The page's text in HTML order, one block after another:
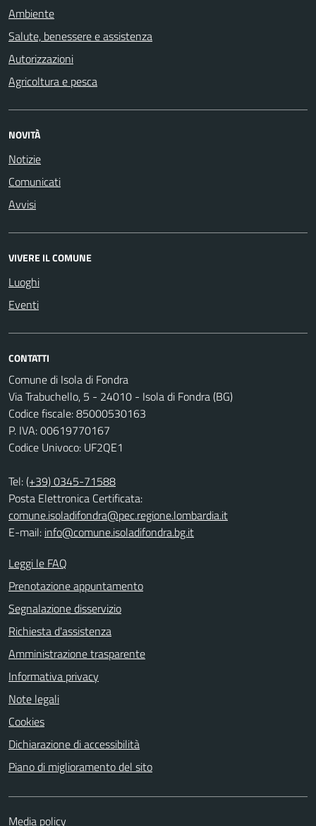
Ambiente
Salute, benessere e assistenza
Autorizzazioni
Agricoltura e pesca
NOVITÀ
Notizie
Comunicati
Avvisi
VIVERE IL COMUNE
Luoghi
Eventi
CONTATTI
Comune di Isola di Fondra
Via Trabuchello, 5 - 24010 - Isola di Fondra (BG)
Codice fiscale: 85000530163
P. IVA: 00619770167
Codice Univoco: UF2QE1
Tel:(+39) 0345-71588
Posta Elettronica Certificata:
comune.isoladifondra@pec.regione.lombardia.it
E-mail: info@comune.isoladifondra.bg.it
Leggi le FAQ
Prenotazione appuntamento
Segnalazione disservizio
Richiesta d'assistenza
Amministrazione trasparente
Informativa privacy
Note legali
Cookies
Dichiarazione di accessibilità
Piano di miglioramento del sito
Media policy